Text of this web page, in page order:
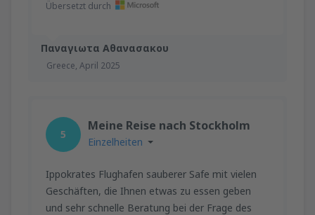
Παναγιωτα Αθανασακου
Greece, April 2025
Übersetzt durch
5
Meine Reise nach Stockholm
Einzelheiten
Ippokrates Flughafen sauberer Safe mit vielen
Geschäften, die Ihnen etwas zu essen geben
und sehr schnelle Beratung bei der Frage des